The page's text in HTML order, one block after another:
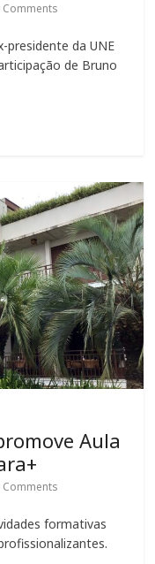
Comments
da UNE
de Bruno
Aula
Comments
formativas